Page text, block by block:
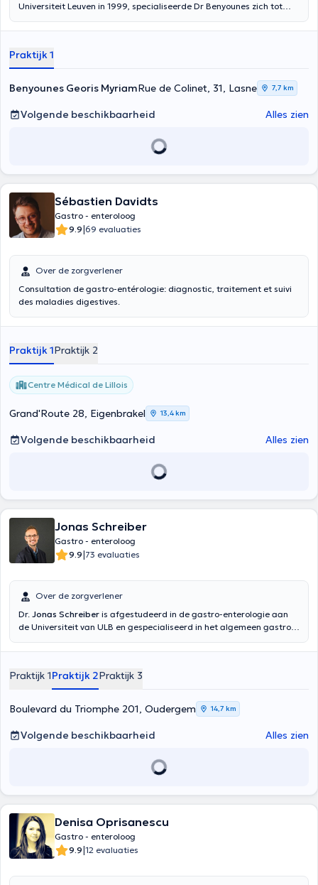
Universiteit Leuven in 1999, specialiseerde Dr Benyounes zich tot
verschillende ziekenhuizen, eerst in Notre-Dame De Grâce in
Chirec. Zij is ook extern consulente in de Universitaire Kliniek Saint-
Luc. Dr Benyounes heeft sinds 2008 een privépraktijk in Lasne, Feluy
Praktijk 1
Benyounes Georis MyriamRue de Colinet, 31, Lasne 7,7 km
Volgende beschikbaarheid Alles zien
Sébastien Davidts
Gastro - enteroloog
9.9|69 evaluaties
Over de zorgverlener
Consultation de gastro-entérologie: diagnostic, traitement et suivi
des maladies digestives.
Praktijk 1Praktijk 2
Centre Médical de Lillois
Grand'Route 28, Eigenbrakel 13,4 km
Volgende beschikbaarheid Alles zien
Jonas Schreiber
Gastro - enteroloog
9.9|73 evaluaties
Over de zorgverlener
Dr. Jonas Schreiber is afgestudeerd in de gastro-enterologie aan
de Universiteit van ULB en gespecialiseerd in het algemeen gastro-
aandoeningen). Hij ontvangt u bij de DELTA ziekenhuis en op het
Inhoud vertaald door google translate
Praktijk 1Praktijk 2Praktijk 3
Boulevard du Triomphe 201, Oudergem 14,7 km
Volgende beschikbaarheid Alles zien
Denisa Oprisanescu
Gastro - enteroloog
9.9|12 evaluaties